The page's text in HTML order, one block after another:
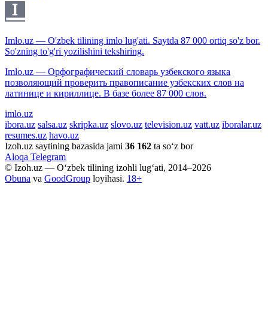
Imlo.uz — O'zbek tilining imlo lug'ati. Saytda 87 000 ortiq so'z bor.
So'zning to'g'ri yozilishini tekshiring.
Imlo.uz — Орфографический словарь узбекского языка
позволяющий проверить правописание узбекских слов на
латинице и кириллице. В базе более 87 000 слов.
imlo.uz
ibora.uz salsa.uz skripka.uz slovo.uz television.uz vatt.uz iboralar.uz
resumes.uz havo.uz
Izoh.uz saytining bazasida jami 36 162 ta so‘z bor
Aloqa Telegram
© Izoh.uz — O‘zbek tilining izohli lug‘ati, 2014–2026
Obuna va GoodGroup loyihasi. 18+